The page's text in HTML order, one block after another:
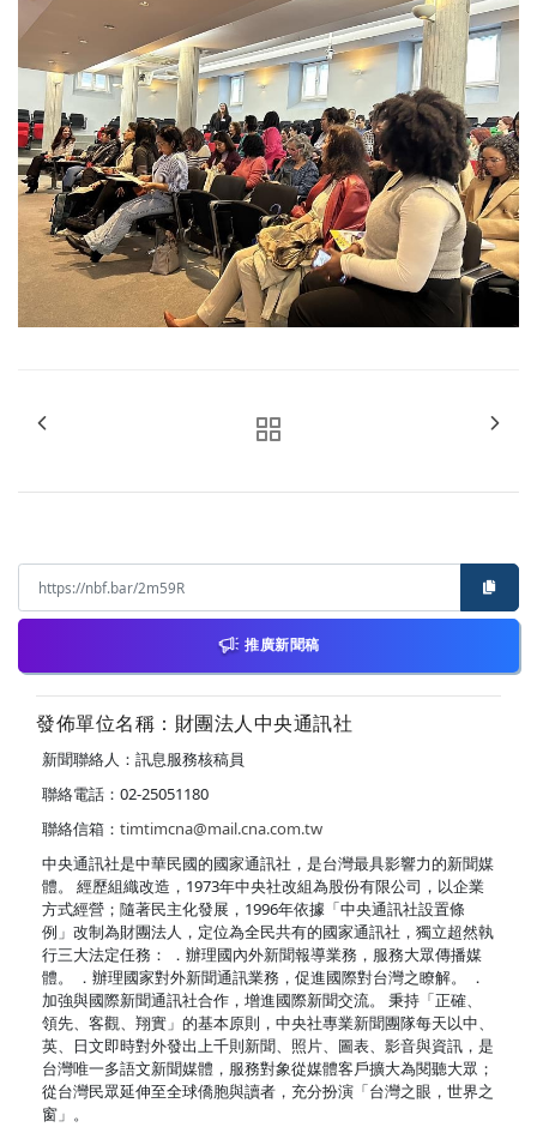
推廣新聞稿
發佈單位名稱：財團法人中央通訊社
新聞聯絡人：訊息服務核稿員
聯絡電話：02-25051180
聯絡信箱： timtimcna@mail.cna.com.tw
中央通訊社是中華民國的國家通訊社，是台灣最具影響力的新聞媒
體。 經歷組織改造，1973年中央社改組為股份有限公司，以企業
方式經營；隨著民主化發展，1996年依據「中央通訊社設置條
例」改制為財團法人，定位為全民共有的國家通訊社，獨立超然執
行三大法定任務： ．辦理國內外新聞報導業務，服務大眾傳播媒
體。 ．辦理國家對外新聞通訊業務，促進國際對台灣之瞭解。 ．
加強與國際新聞通訊社合作，增進國際新聞交流。 秉持「正確、
領先、客觀、翔實」的基本原則，中央社專業新聞團隊每天以中、
英、日文即時對外發出上千則新聞、照片、圖表、影音與資訊，是
台灣唯一多語文新聞媒體，服務對象從媒體客戶擴大為閱聽大眾；
從台灣民眾延伸至全球僑胞與讀者，充分扮演「台灣之眼，世界之
窗」。